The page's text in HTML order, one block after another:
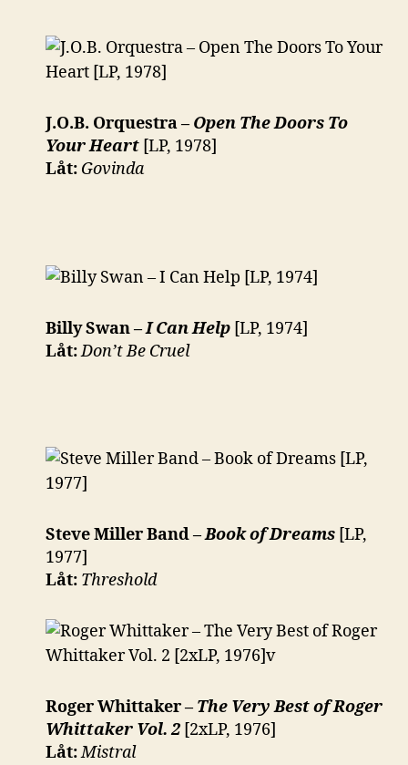
J.O.B. Orquestra – Open The Doors To
Your Heart [LP, 1978]
Låt: Govinda
Billy Swan –I Can Help [LP, 1974]
Låt:Don’t Be Cruel
Steve Miller Band –Book of Dreams [LP,
1977]
Låt: Threshold
Roger Whittaker – The Very Best of Roger
Whittaker Vol. 2 [2xLP, 1976]
Låt:Mistral